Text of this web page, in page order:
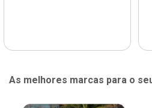
As melhores marcas para o